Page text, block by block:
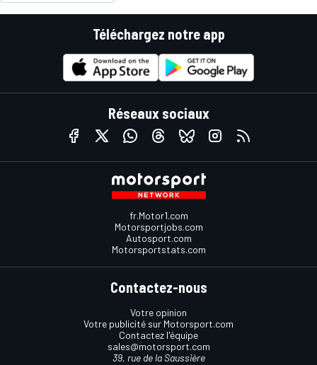
Téléchargez notre app
Réseaux sociaux
fr.Motor1.com
Motorsportjobs.com
Autosport.com
Motorsportstats.com
Contactez-nous
Votre opinion
Votre publicité sur Motorsport.com
Contactez l'équipe
sales@motorsport.com
39, rue de la Saussière